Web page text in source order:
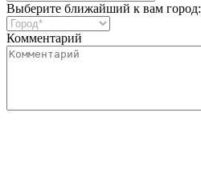
Выберите ближайший к вам город:
Комментарий